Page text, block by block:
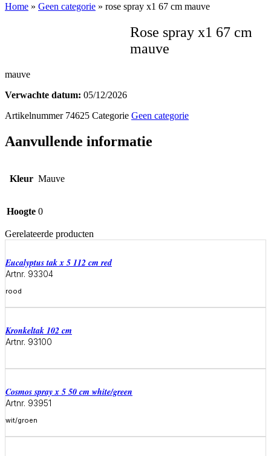
Home » Geen categorie » rose spray x1 67 cm mauve
rose spray x1 67 cm
mauve
mauve
Verwachte datum: 05/12/2026
Artikelnummer 74625 Categorie Geen categorie
Aanvullende informatie
Kleur Mauve
Hoogte 0
Gerelateerde producten
eucalyptus tak x 5 112 cm red
Artnr. 93304
rood
kronkeltak 102 cm
Artnr. 93100
cosmos spray x 5 50 cm white/green
Artnr. 93951
wit/groen
Meer informatie